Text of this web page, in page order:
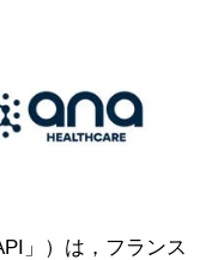
」）は，フランス